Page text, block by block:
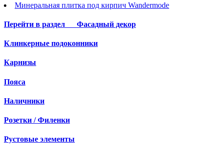
Минеральная плитка под кирпич Wandermode
Перейти в раздел Фасадный декор
Клинкерные подоконники
Карнизы
Пояса
Наличники
Розетки / Филенки
Рустовые элементы